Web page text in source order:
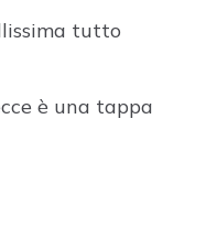
tutto
è una tappa